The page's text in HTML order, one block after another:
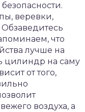
веревки,
что
лучше на
цилиндр на саму
от того,
воздуха, а